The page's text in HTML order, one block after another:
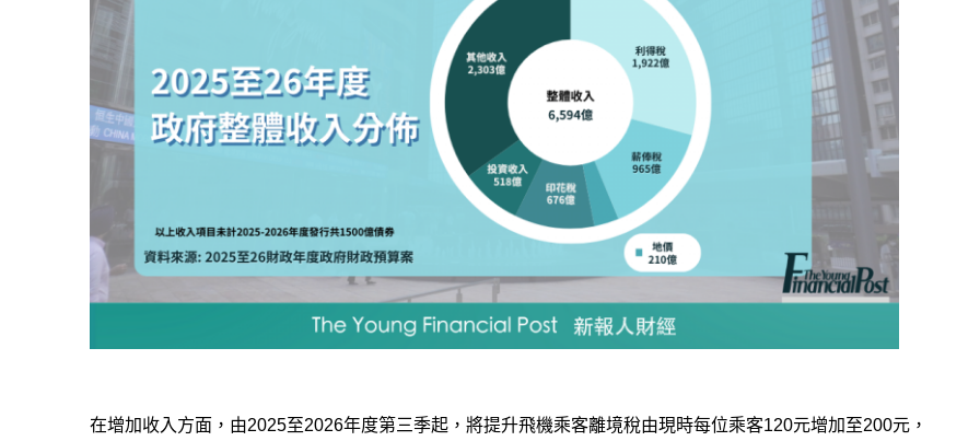
在增加收入方面，由2025至2026年度第三季起，將提升飛機乘客離境稅由現時每位乘客120元增加至200元，